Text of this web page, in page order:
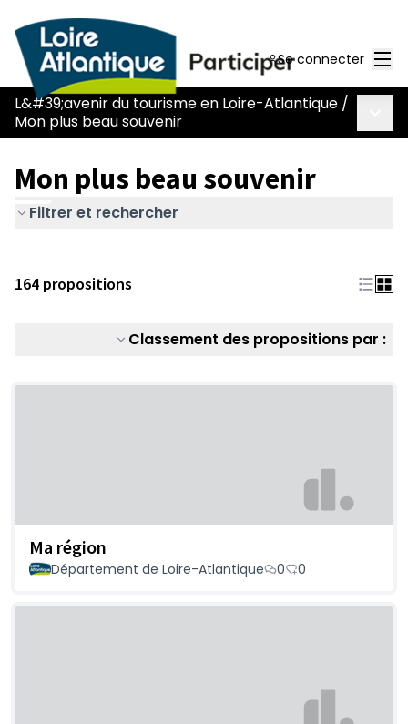
Se connecter
L&#39;avenir du tourisme en Loire-Atlantique /
Mon plus beau souvenir
Mon plus beau souvenir
Filtrer et rechercher
164 propositions
Classement des propositions par :
Ma région
Département de Loire-Atlantique 0 0